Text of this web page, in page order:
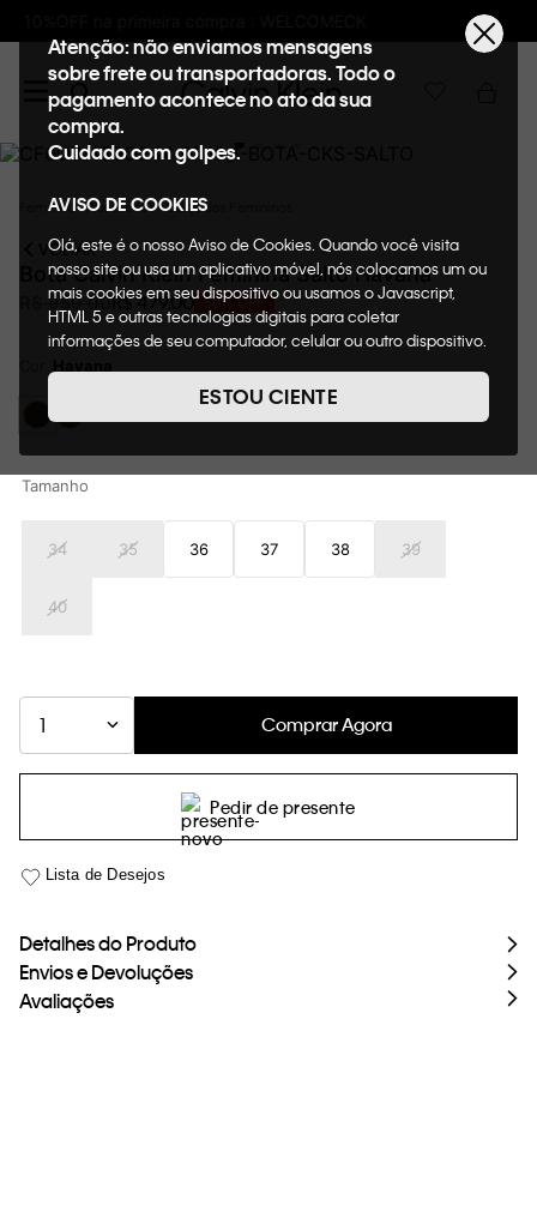
Frete GRÁTIS nas compras acima de
Atenção: não enviamos mensagens
sobre frete ou transportadoras. Todo o
pagamento acontece no ato da sua
compra.
Cuidado com golpes.
AVISO DE COOKIES
Olá, este é o nosso Aviso de Cookies. Quando você visita
nosso site ou usa um aplicativo móvel, nós colocamos um ou
mais cookies em seu dispositivo ou usamos o Javascript,
HTML 5 e outras tecnologias digitais para coletar
informações de seu computador, celular ou outro dispositivo.
de cookies, informaremos quais cookies usaremos e quais
suas funções. A forma como processamos os dados
nosso Aviso de Privacidade. Quando você visita nosso site,
consideraremos isso como sua solicitação específica para
loja virtual. Para maiores informações sobre o nosso aviso de
Cookies acesse o link.
ESTOU CIENTE
Feminino Acessórios Calçados Femininos
VOLTAR
Bota Calvin Klein Feminina Salto Havana
959,00R$479,00 50%OFF
Tamanho
34 35 36 37 38 39
40
1 Comprar Agora
Pedir de presente
Detalhes do Produto
Envios e Devoluções
Avaliações